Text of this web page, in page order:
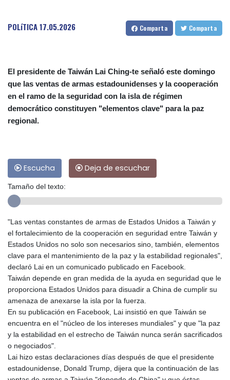
POLíTICA17.05.2026 Comparta Comparta
El presidente de Taiwán Lai Ching-te señaló este domingo
que las ventas de armas estadounidenses y la cooperación
en el ramo de la seguridad con la isla de régimen
democrático constituyen "elementos clave" para la paz
regional.
Escucha Deja de escuchar
Tamaño del texto:
"Las ventas constantes de armas de Estados Unidos a Taiwán y
el fortalecimiento de la cooperación en seguridad entre Taiwán y
Estados Unidos no solo son necesarios sino, también, elementos
clave para el mantenimiento de la paz y la estabilidad regionales",
declaró Lai en un comunicado publicado en Facebook.
Taiwán depende en gran medida de la ayuda en seguridad que le
proporciona Estados Unidos para disuadir a China de cumplir su
amenaza de anexarse la isla por la fuerza.
En su publicación en Facebook, Lai insistió en que Taiwán se
encuentra en el "núcleo de los intereses mundiales" y que "la paz
y la estabilidad en el estrecho de Taiwán nunca serán sacrificados
o negociados".
Lai hizo estas declaraciones días después de que el presidente
estadounidense, Donald Trump, dijera que la continuación de las